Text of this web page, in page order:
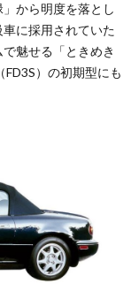
から明度を落とし
に採用されていた
魅せる「ときめき
）の初期型にも